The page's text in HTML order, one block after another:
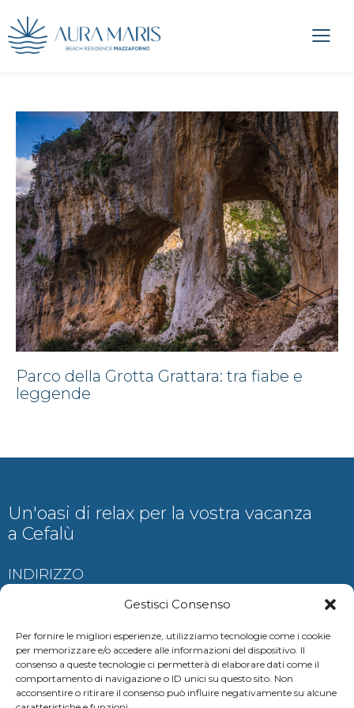
Gestisci Consenso
Per fornire le migliori esperienze, utilizziamo tecnologie come i cookie
per memorizzare e/o accedere alle informazioni del dispositivo. Il
consenso a queste tecnologie ci permetterà di elaborare dati come il
comportamento di navigazione o ID unici su questo sito. Non
acconsentire o ritirare il consenso può influire negativamente su alcune
Parco della Grotta Grattara: tra fiabe e
leggende
Un'oasi di relax per la vostra vacanza
a Cefalù
INDIRIZZO
Contrada Ogliastrillo, Cefalù
CONTATTI
auramariscefalu@gmail.com